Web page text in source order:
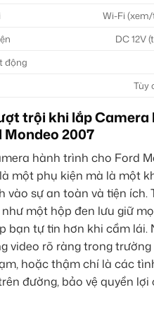
Wi-Fi
DC 12V
động
Tùy
trội khi lắp Camera
Mondeo 2007
hành trình cho Ford
một phụ kiện mà là một
vào sự an toàn và tiện ích.
một hộp đen lưu giữ
bạn tự tin hơn khi cầm lái.
video rõ ràng trong
hoặc thậm chí là các
đường, bảo vệ quyền